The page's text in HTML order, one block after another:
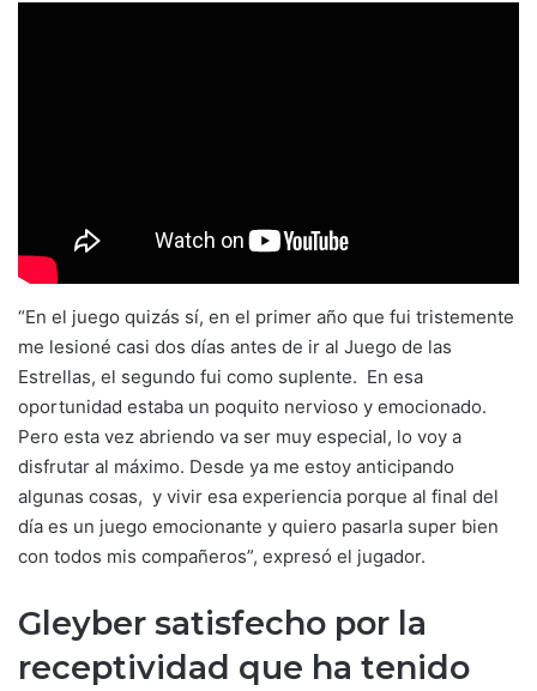
“En el juego quizás sí, en el primer año que fui tristemente
me lesioné casi dos días antes de ir al Juego de las
Estrellas, el segundo fui como suplente. En esa
oportunidad estaba un poquito nervioso y emocionado.
Pero esta vez abriendo va ser muy especial, lo voy a
disfrutar al máximo. Desde ya me estoy anticipando
algunas cosas, y vivir esa experiencia porque al final del
día es un juego emocionante y quiero pasarla super bien
con todos mis compañeros”, expresó el jugador.
Gleyber satisfecho por la
receptividad que ha tenido